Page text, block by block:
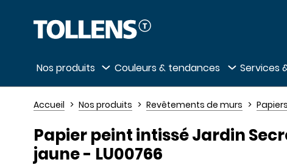
Passer la liste des magasins et aller au pied
Nos produits Couleurs & tendances Services
Accueil Nos produits Revêtements de murs
Papier peint intissé Jardin
jaune - LU00766